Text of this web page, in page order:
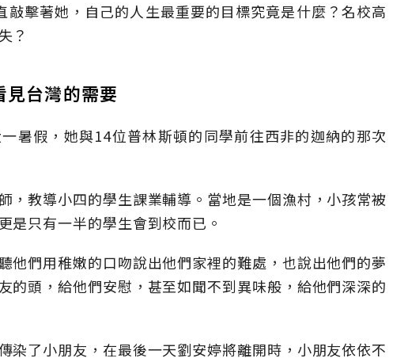
擊著她，自己的人生最重要的目標究竟是什麼？名校高
？
見台灣的需要
暑假，她與14位普林斯頓的同學前往西非的迦納的那次
，教導小四的學生課業輔導。當地是一個漁村，小孩常被
是只有一半的學生會到校而已。
他們用稚嫩的口吻說出他們家裡的難處，也說出他們的夢
的頭，給他們安慰，甚至如聞不到異味般，給他們深深的
染了小朋友，在最後一天劉安婷將離開時，小朋友依依不